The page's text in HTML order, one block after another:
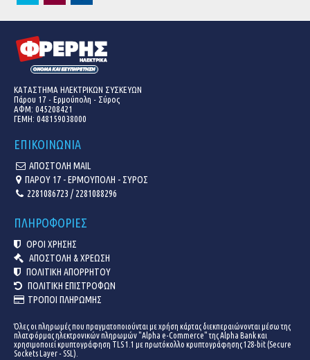
ΚΑΤΑΣΤΗΜΑ ΗΛΕΚΤΡΙΚΩΝ ΣΥΣΚΕΥΩΝ
Πάρου 17 - Ερμούπολη - Σύρος
ΑΦΜ: 045208421
ΓΕΜΗ: 048159038000
ΕΠΙΚΟΙΝΩΝΙΑ
ΑΠΟΣΤΟΛΗ MAIL
ΠΑΡΟΥ 17 - ΕΡΜΟΥΠΟΛΗ - ΣΥΡΟΣ
2281086723 / 2281088296
ΠΛΗΡΟΦΟΡΙΕΣ
ΟΡΟΙ ΧΡΗΣΗΣ
ΑΠΟΣΤΟΛΗ & ΧΡΕΩΣΗ
ΠΟΛΙΤΙΚΗ ΑΠΟΡΡΗΤΟΥ
ΠΟΛΙΤΙΚΗ ΕΠΙΣΤΡΟΦΩΝ
ΤΡΟΠΟΙ ΠΛΗΡΩΜΗΣ
Όλες οι πληρωμές που πραγματοποιούνται με χρήση κάρτας διεκπεραιώνονται μέσω της
πλατφόρμας ηλεκτρονικών πληρωμών "Alpha e-Commerce" της Alpha Bank και
χρησιμοποιεί κρυπτογράφηση TLS 1.1 με πρωτόκολλο κρυπτογράφησης 128-bit (Secure
Sockets Layer - SSL).